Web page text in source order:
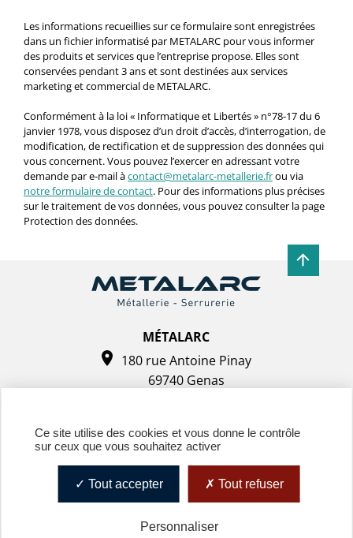
Les informations recueillies sur ce formulaire sont enregistrées
dans un fichier informatisé par METALARC pour vous informer
des produits et services que l’entreprise propose. Elles sont
conservées pendant 3 ans et sont destinées aux services
marketing et commercial de METALARC.
Conformément à la loi « Informatique et Libertés » n°78-17 du 6
janvier 1978, vous disposez d’un droit d’accès, d’interrogation, de
modification, de rectification et de suppression des données qui
vous concernent. Vous pouvez l’exercer en adressant votre
demande par e-mail àcontact@metalarc-metallerie.frou via
notre formulaire de contact. Pour des informations plus précises
sur le traitement de vos données, vous pouvez consulter la page
Protection des données.
MÉTALARC
180 rue Antoine Pinay
69740 Genas
Ce site utilise des cookies et vous donne le contrôle
sur ceux que vous souhaitez activer
Tout accepter Tout refuser
Personnaliser